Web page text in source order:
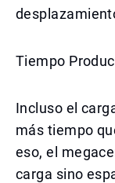
Tiempo
Incluso el
más tiempo
eso, el
carga sino